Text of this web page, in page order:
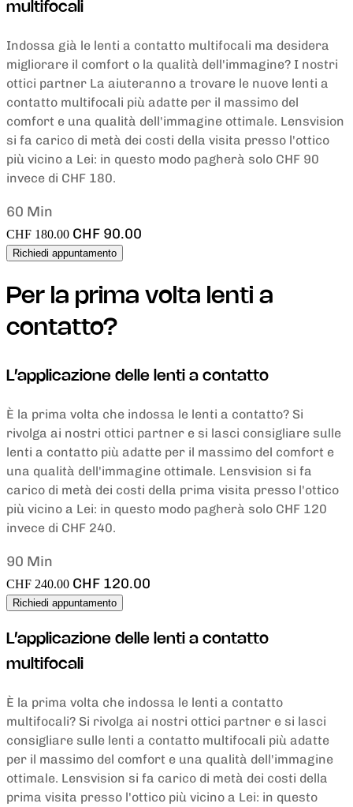
multifocali
Indossa già le lenti a contatto multifocali ma desidera
migliorare il comfort o la qualità dell'immagine? I nostri
ottici partner La aiuteranno a trovare le nuove lenti a
contatto multifocali più adatte per il massimo del
comfort e una qualità dell'immagine ottimale. Lensvision
si fa carico di metà dei costi della visita presso l'ottico
più vicino a Lei: in questo modo pagherà solo CHF 90
invece di CHF 180.
60 Min
CHF 180.00 CHF 90.00
Richiedi appuntamento
Per la prima volta lenti a
contatto?
L’applicazione delle lenti a contatto
È la prima volta che indossa le lenti a contatto? Si
rivolga ai nostri ottici partner e si lasci consigliare sulle
lenti a contatto più adatte per il massimo del comfort e
una qualità dell'immagine ottimale. Lensvision si fa
carico di metà dei costi della prima visita presso l'ottico
più vicino a Lei: in questo modo pagherà solo CHF 120
invece di CHF 240.
90 Min
CHF 240.00 CHF 120.00
Richiedi appuntamento
L’applicazione delle lenti a contatto
multifocali
È la prima volta che indossa le lenti a contatto
multifocali? Si rivolga ai nostri ottici partner e si lasci
consigliare sulle lenti a contatto multifocali più adatte
per il massimo del comfort e una qualità dell'immagine
ottimale. Lensvision si fa carico di metà dei costi della
prima visita presso l'ottico più vicino a Lei: in questo